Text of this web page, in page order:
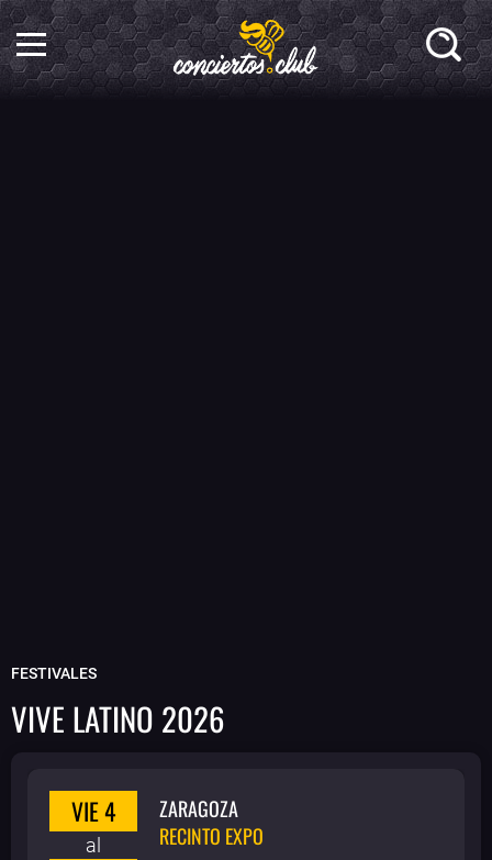
FESTIVALES
VIVE LATINO 2026
VIE 4
al
ZARAGOZA
RECINTO EXPO